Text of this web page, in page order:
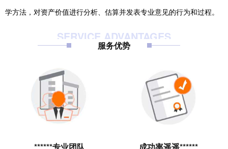
学方法，对资产价值进行分析、估算并发表专业意见的行为和过程。
SERVICE ADVANTAGES
服务优势
******专业团队 成功率遥遥******